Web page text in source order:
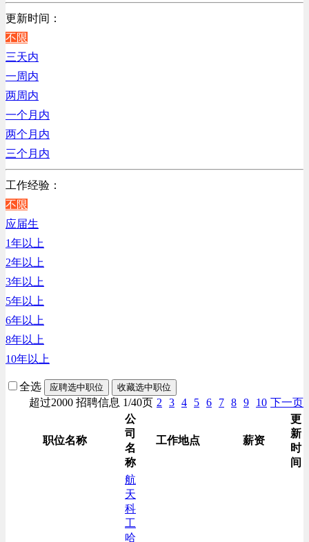
咨询/顾问/法律类
程序/语言开发类
行政/后勤/文秘类
销售类
人力资源类
互联网/电子商务/游戏类
建筑装潢/市政建设类
通信/移动互联网/手机类
技工/维修类
房地产开发/物业管理类
生产/加工/认证类
汽车/交通类
财务/审计/税务类
更新时间：
不限
三天内
一周内
两周内
一个月内
两个月内
三个月内
工作经验：
不限
应届生
1年以上
2年以上
3年以上
5年以上
6年以上
8年以上
10年以上
全选 应聘选中职位 收藏选中职位
超过2000 招聘信息 1/40页 2 3 4 5 6 7 8 9 10 下一页
职位名称
公
司
名
称
工作地点 薪资
更
新
时
间
航
天
科
工
哈